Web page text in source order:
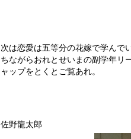
次は恋愛は五等分の花嫁で学んで
ちながらおれとせいまの副学年リ
ャップをとくとご覧あれ。
佐野龍太郎